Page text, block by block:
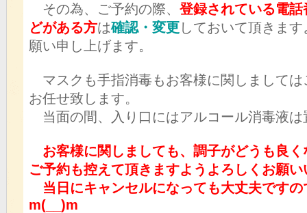
その為、ご予約の際、 登録されている電
どがある方は確認・変更しておいて頂きま
願い申し上げます。
マスクも手指消毒もお客様に関しましては
お任せ致します。
当面の間、入り口にはアルコール消毒液は
お客様に関しましても、調子がどうも良く
ご予約も控えて頂きますようよろしくお願
当日にキャンセルになっても大丈夫ですの
m(__)m